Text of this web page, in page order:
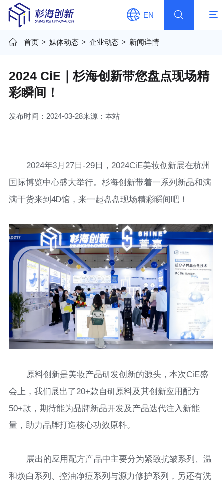
EN
首页 > 媒体动态 > 企业动态 > 新闻详情
2024 CiE｜杉海创新带您盘点现场精
彩瞬间！
发布时间：2024-03-28来源：本站
2024年3月27日-29日，2024CiE美妆创新展在杭州
国际博览中心盛大举行。杉海创新带着一系列新品和满
满干货来到4D馆，来一起盘盘现场精彩瞬间吧！
原料创新是美妆产品研发创新的源头，本次CiE盛
会上，我们展出了20+款自研原料及其创新应用配方
50+款，期待能为品牌新品开发及产品迭代注入新能
量，助力品牌打造核心功效原料。
展出的应用配方产品中主要分为紧致抗皱系列、温
和焕白系列、控油净痘系列与源力修护系列，另还有洗